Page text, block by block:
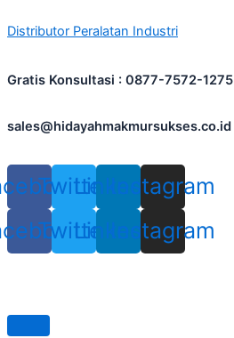
to
Distributor Peralatan Industri
Gratis Konsultasi : 0877-7572-1275
sales@hidayahmakmursukses.co.id
TwitterLinkedin
Instagram
TwitterLinkedin
Instagram